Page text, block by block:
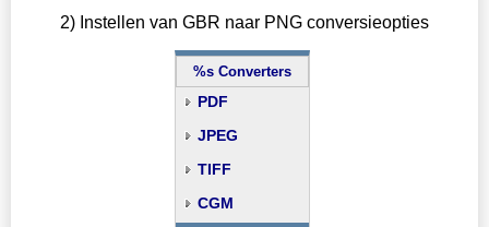
2) Instellen van GBR naar PNG conversieopties
%s Converters
PDF
JPEG
TIFF
CGM